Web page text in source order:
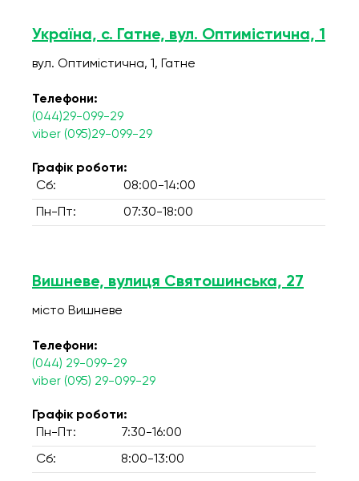
Україна, с. Гатне, вул. Оптимістична, 1
вул. Оптимістична, 1, Гатне
Телефони:
(044)29-099-29
viber (095)29-099-29
Графік роботи:
Сб:
08:00-14:00
Пн-Пт: 07:30-18:00
Вишневе, вулиця Святошинська, 27
місто Вишневе
Телефони:
(044) 29-099-29
viber (095) 29-099-29
Графік роботи:
Пн-Пт:
7:30-16:00
Сб: 8:00-13:00